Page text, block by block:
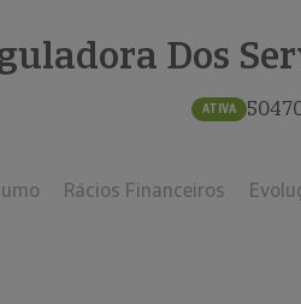
e Monitorização de
| Estudos e
Dos
ATIVA
Rácios Financeiros